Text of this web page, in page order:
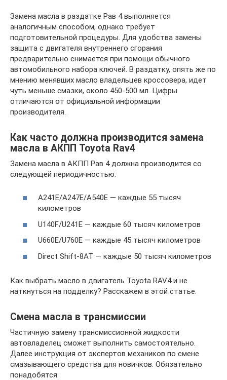
Замена масла в раздатке Рав 4 выполняется
аналогичным способом, однако требует
подготовительной процедуры. Для удобства замены
защита с двигателя внутреннего сгорания
предварительно снимается при помощи обычного
автомобильного набора ключей. В раздатку, опять же по
мнению менявших масло владельцев кроссовера, идет
чуть меньше смазки, около 450-500 мл. Цифры
отличаются от официальной информации
производителя.
Как часто должна производится замена
масла в АКПП Toyota Rav4
Замена масла в АКПП Рав 4 должна производится со
следующей периодичностью:
A241E/A247E/A540E — каждые 55 тысяч
километров
U140F/U241E — каждые 60 тысяч километров
U660E/U760E — каждые 45 тысяч километров
Direct Shift-8AT — каждые 50 тысяч километров
Как выбрать масло в двигатель Toyota RAV4 и не
наткнуться на подделку? Расскажем в этой статье.
Смена масла в трансмиссии
Частичную замену трансмиссионной жидкости
автовладелец сможет выполнить самостоятельно.
Далее инструкция от экспертов механиков по смене
смазывающего средства для новичков. Обязательно
понадобятся: